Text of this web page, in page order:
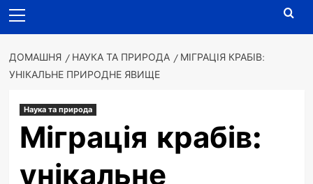
меню
ДОМАШНЯ НАУКА ТА ПРИРОДА
МІГРАЦІЯ КРАБІВ:
УНІКАЛЬНЕ ПРИРОДНЕ ЯВИЩЕ
Наука та природа
Міграція крабів:
унікальне